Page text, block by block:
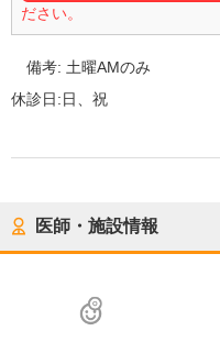
ださい。
備考: 土曜AMのみ
休診日:日、祝
医師・施設情報